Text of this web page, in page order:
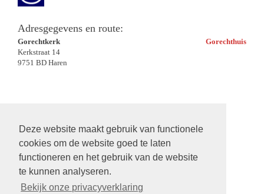
Deze website maakt gebruik van functionele
cookies om de website goed te laten
functioneren en het gebruik van de website
te kunnen analyseren.
Bekijk onze privacyverklaring
Adresgegevens en route:
Gorechtkerk
Gorechthuis
Kerkstraat 14
9751 BD Haren